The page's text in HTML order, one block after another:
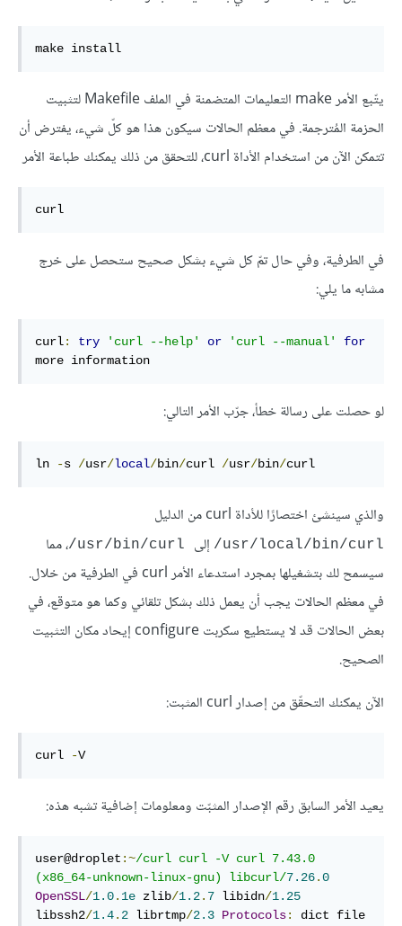
make install
يتّبع الأمر make التعليمات المتضمنة في الملف Makefile لتثبيت
الحزمة المُترجمة. في معظم الحالات سيكون هذا هو كلّ شيء، يفترض أن
تتمكن الآن من استخدام الأداة curl، للتحقق من ذلك يمكنك طباعة الأمر
curl
في الطرفية، وفي حال تمّ كل شيء بشكل صحيح ستحصل على خرج
مشابه ما يلي:
curl: try 'curl --help' or 'curl --manual'
for
more information
لو حصلت على رسالة خطأ، جرّب الأمر التالي:
ln -s /usr/local/bin/curl /usr/bin/curl
والذي سينشئ اختصارًا للأداة curl من الدليل
usr/local/bin/curl/ إلى
، مما
سيسمح لك بتشغيلها بمجرد استدعاء الأمر curl في الطرفية من خلال.
في معظم الحالات يجب أن يعمل ذلك بشكل تلقائي وكما هو متوقع، في
بعض الحالات قد لا يستطيع سكربت configure إيحاد مكان التثبيت
الصحيح.
الآن يمكنك التحقّق من إصدار curl المثبت:
curl -V
يعيد الأمر السابق رقم الإصدار المثبّت ومعلومات إضافية تشبه هذه:
user@droplet :~/curl curl -V curl 7.43.0
(x86_64-unknown-linux-gnu) libcurl/7.26.0
OpenSSL/1.0. 1e zlib/1.2. 7 libidn/1.25
libssh2/1.4. 2 librtmp/2.3 Protocols:
dict file